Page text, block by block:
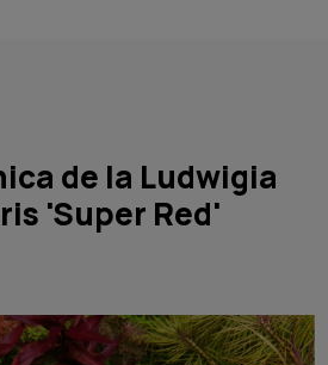
de la Ludwigia
'Super Red'